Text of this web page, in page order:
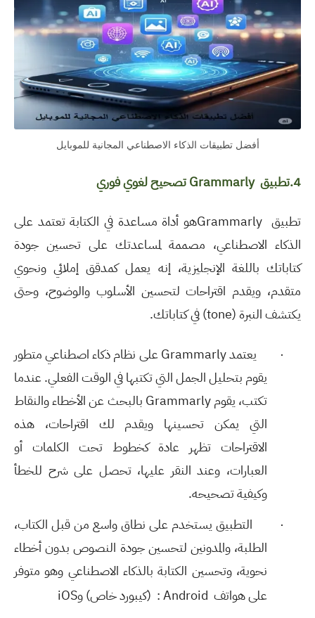
أفضل تطبيقات الذكاء الاصطناعي المجانية للموبايل
4.تطبيق Grammarlyتصحيح لغوي فوري
تطبيق Grammarlyهو أداة مساعدة في الكتابة تعتمد على
الذكاء الاصطناعي، مصممة لمساعدتك على تحسين جودة
كتاباتك باللغة الإنجليزية، إنه يعمل كمدقق إملائي ونحوي
متقدم، ويقدم اقتراحات لتحسين الأسلوب والوضوح، وحتى
يكتشف النبرة(tone)في كتاباتك.
· يعتمدGrammarly على نظام ذكاء اصطناعي متطور
يقوم بتحليل الجمل التي تكتبها في الوقت الفعلي. عندما
تكتب، يقومGrammarly بالبحث عن الأخطاء والنقاط
التي يمكن تحسينها ويقدم لك اقتراحات، هذه
الاقتراحات تظهر عادة كخطوط تحت الكلمات أو
العبارات، وعند النقر عليها، تحصل على شرح للخطأ
وكيفية تصحيحه.
·
التطبيق يستخدم على نطاق واسع من قبل الكتاب،
الطلبة، والمدونين لتحسين جودة النصوص بدون أخطاء
نحوية، وتحسين الكتابة بالذكاء الاصطناعي وهو متوفر
على هواتف : Android (كيبورد خاص) وiOS